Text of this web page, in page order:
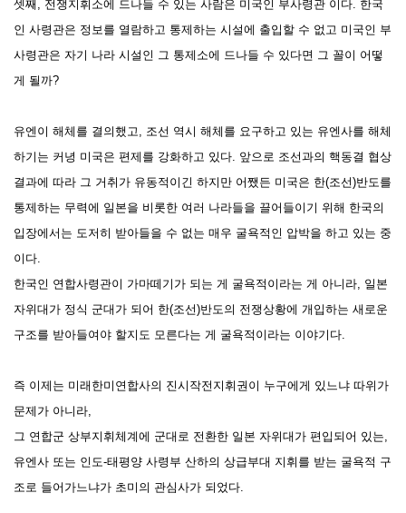
셋째, 전쟁지휘소에 드나들 수 있는 사람은 미국인 부사령관 이다. 한국
인 사령관은 정보를 열람하고 통제하는 시설에 출입할 수 없고 미국인 부
사령관은 자기 나라 시설인 그 통제소에 드나들 수 있다면 그 꼴이 어떻
게 될까?
유엔이 해체를 결의했고, 조선 역시 해체를 요구하고 있는 유엔사를 해체
하기는 커녕 미국은 편제를 강화하고 있다. 앞으로 조선과의 핵동결 협상
결과에 따라 그 거취가 유동적이긴 하지만 어쨌든 미국은 한(조선)반도를
통제하는 무력에 일본을 비롯한 여러 나라들을 끌어들이기 위해 한국의
입장에서는 도저히 받아들을 수 없는 매우 굴욕적인 압박을 하고 있는 중
이다.
한국인 연합사령관이 가마떼기가 되는 게 굴욕적이라는 게 아니라, 일본
자위대가 정식 군대가 되어 한(조선)반도의 전쟁상황에 개입하는 새로운
구조를 받아들여야 할지도 모른다는 게 굴욕적이라는 이야기다.
즉 이제는 미래한미연합사의 진시작전지휘권이 누구에게 있느냐 따위가
문제가 아니라,
그 연합군 상부지휘체계에 군대로 전환한 일본 자위대가 편입되어 있는,
유엔사 또는 인도-태평양 사령부 산하의 상급부대 지휘를 받는 굴욕적 구
조로 들어가느냐가 초미의 관심사가 되었다.